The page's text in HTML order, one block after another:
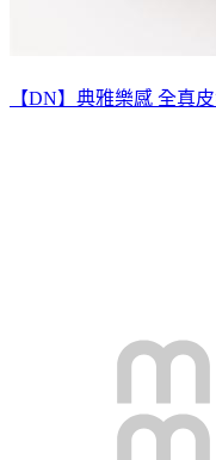
【DN】典雅樂感 全真